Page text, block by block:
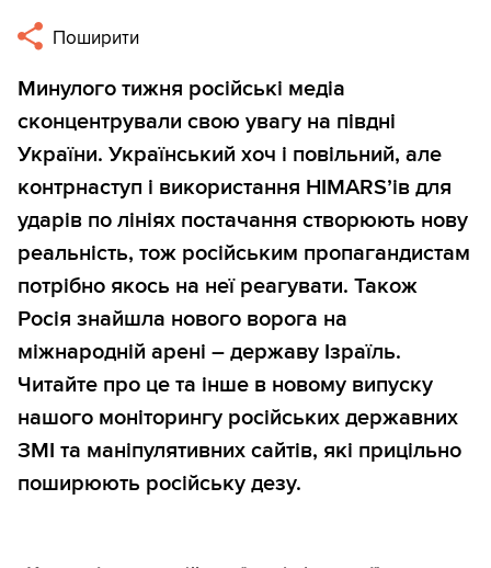
Поширити
Минулого тижня російські медіа
сконцентрували свою увагу на півдні
України. Український хоч і повільний, але
контрнаступ і використання HIMARS’ів для
ударів по лініях постачання створюють нову
реальність, тож російським пропагандистам
потрібно якось на неї реагувати. Також
Росія знайшла нового ворога на
міжнародній арені – державу Ізраїль.
Читайте про це та інше в новому випуску
нашого моніторингу російських державних
ЗМІ та маніпулятивних сайтів, які прицільно
поширюють російську дезу.